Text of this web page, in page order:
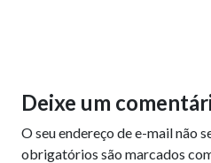
Deixe um
O seu endereço de e-mail não
obrigatórios são marcados